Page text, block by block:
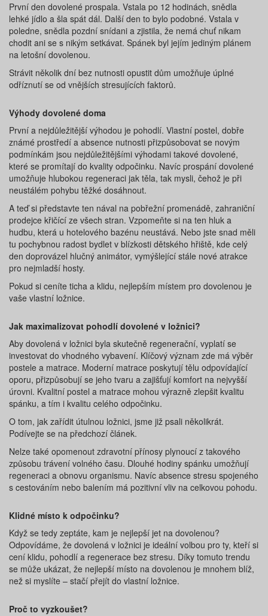
První den dovolené prospala. Vstala po 12 hodinách, snědla
lehké jídlo a šla spát dál. Další den to bylo podobné. Vstala v
poledne, snědla pozdní snídani a zjistila, že nemá chuť nikam
chodit ani se s nikým setkávat. Spánek byl jejím jediným plánem
na letošní dovolenou.
Strávit několik dní bez nutnosti opustit dům umožňuje úplné
odříznutí se od vnějších stresujících faktorů.
Výhody dovolené doma
První a nejdůležitější výhodou je pohodlí. Vlastní postel, dobře
známé prostředí a absence nutnosti přizpůsobovat se novým
podmínkám jsou nejdůležitějšími výhodami takové dovolené,
které se promítají do kvality odpočinku. Navíc prospání dovolené
umožňuje hlubokou regeneraci jak těla, tak mysli, čehož je při
neustálém pohybu těžké dosáhnout.
A teď si představte ten nával na pobřežní promenádě, zahraniční
prodejce křičící ze všech stran. Vzpomeňte si na ten hluk a
hudbu, která u hotelového bazénu neustává. Nebo jste snad měli
tu pochybnou radost bydlet v blízkosti dětského hřiště, kde celý
den doprovázel hlučný animátor, vymýšlející stále nové atrakce
pro nejmladší hosty.
Pokud si ceníte ticha a klidu, nejlepším místem pro dovolenou je
vaše vlastní ložnice.
Jak maximalizovat pohodlí dovolené v ložnici?
Aby dovolená v ložnici byla skutečně regenerační, vyplatí se
investovat do vhodného vybavení. Klíčový význam zde má výběr
postele a matrace. Moderní matrace poskytují tělu odpovídající
oporu, přizpůsobují se jeho tvaru a zajišťují komfort na nejvyšší
úrovni. Kvalitní postel a matrace mohou výrazně zlepšit kvalitu
spánku, a tím i kvalitu celého odpočinku.
O tom, jak zařídit útulnou ložnici, jsme již psali několikrát.
Podívejte se na předchozí článek.
Nelze také opomenout zdravotní přínosy plynoucí z takového
způsobu trávení volného času. Dlouhé hodiny spánku umožňují
regeneraci a obnovu organismu. Navíc absence stresu spojeného
s cestováním nebo balením má pozitivní vliv na celkovou pohodu.
Klidné místo k odpočinku?
Když se tedy zeptáte, kam je nejlepší jet na dovolenou?
Odpovídáme, že dovolená v ložnici je ideální volbou pro ty, kteří si
cení klidu, pohodlí a regenerace bez stresu. Díky tomuto trendu
se může ukázat, že nejlepší místo na dovolenou je mnohem blíž,
než si myslíte – stačí přejít do vlastní ložnice.
Proč to vyzkoušet?